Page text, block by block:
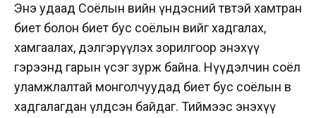
Энэ удаад Соёлын өвийн үндэсний төвтэй хамтран
биет болон биет бус соёлын өвийг хадгалах,
хамгаалах, дэлгэрүүлэх зорилгоор энэхүү
гэрээнд гарын үсэг зурж байна. Нүүдэлчин соёл
уламжлалтай монголчуудад биет бус соёлын өв
хадгалагдан үлдсэн байдаг. Тиймээс энэхүү